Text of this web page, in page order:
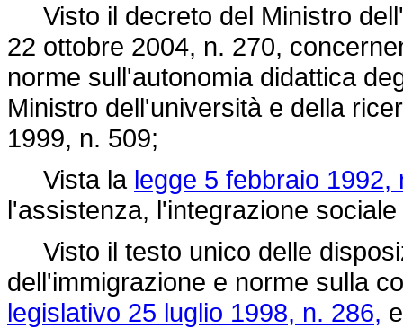
Visto il decreto del Ministro
22 ottobre 2004, n. 270,
norme sull'autonomia didattica
Ministro dell'università e della
1999, n. 509;
Vista la legge 5 febbraio 1992,
l'assistenza, l'integrazione
Visto il testo unico delle
dell'immigrazione e norme sulla
legislativo 25 luglio 1998, n. 286,